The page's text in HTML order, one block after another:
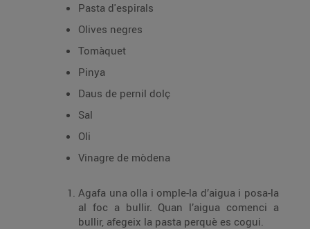
Pasta d'espirals
Olives negres
Tomàquet
Pinya
Daus de pernil dolç
Sal
Oli
Vinagre de mòdena
Agafa una olla i omple-la d’aigua i posa-la
al foc a bullir. Quan l’aigua comenci a
bullir, afegeix la pasta perquè es cogui.